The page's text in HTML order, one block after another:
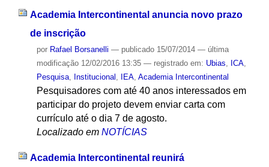
Academia Intercontinental anuncia novo prazo
de inscrição
por Rafael Borsanelli — publicado15/07/2014 — última
modificação12/02/2016 13:35 — registrado em: Ubias, ICA,
Pesquisa, Institucional , IEA, Academia Intercontinental
Pesquisadores com até 40 anos interessados em
participar do projeto devem enviar carta com
currículo até o dia 7 de agosto.
Localizado em NOTÍCIAS
Academia Intercontinental reunirá